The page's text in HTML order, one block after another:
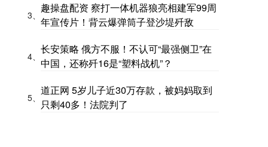
3、
趣操盘配资 察打一体机器狼亮相建军99周
年宣传片！背云爆弹筒子登沙堤歼敌
4、
长安策略 俄方不服！不认可“最强侧卫”在
中国，还称歼16是“塑料战机”？
5、
道正网 5岁儿子近30万存款，被妈妈取到
只剩40多！法院判了